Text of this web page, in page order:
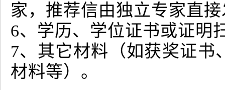
家，推荐信由独立专家直
6、学历、学位证书或证明
7、其它材料（如获奖证书
材料等）。